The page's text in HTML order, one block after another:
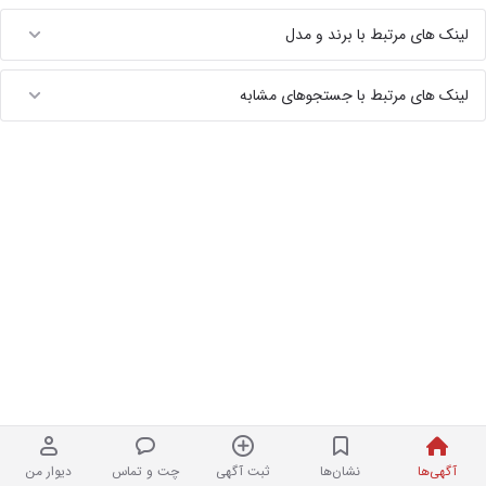
آگهی‌ها نشان‌ها ثبت آگهی چت و تماس دیوار من
لینک های مرتبط با برند و مدل
لینک های مرتبط با جستجوهای مشابه